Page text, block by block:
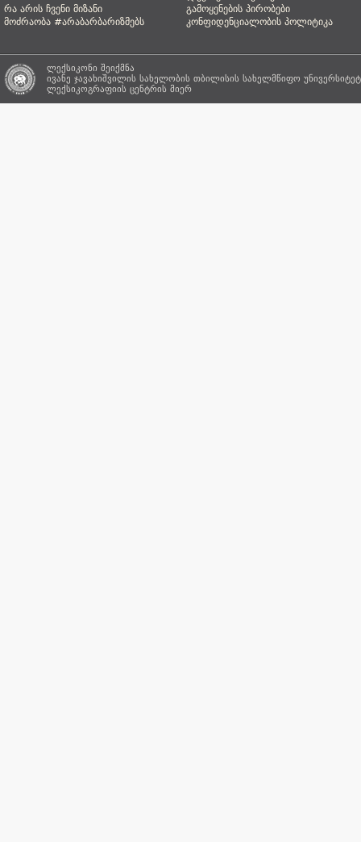
რა არის ჩვენი მიზანი
მოძრაობა #არაბარბარიზმებს
გამოყენების პირობები
კონფიდენციალობის პოლიტიკა
ლექსიკონი შეიქმნა
ივანე ჯავახიშვილის სახელობის თბილისის სახელმწიფო
ლექსიკოგრაფიის ცენტრის მიერ